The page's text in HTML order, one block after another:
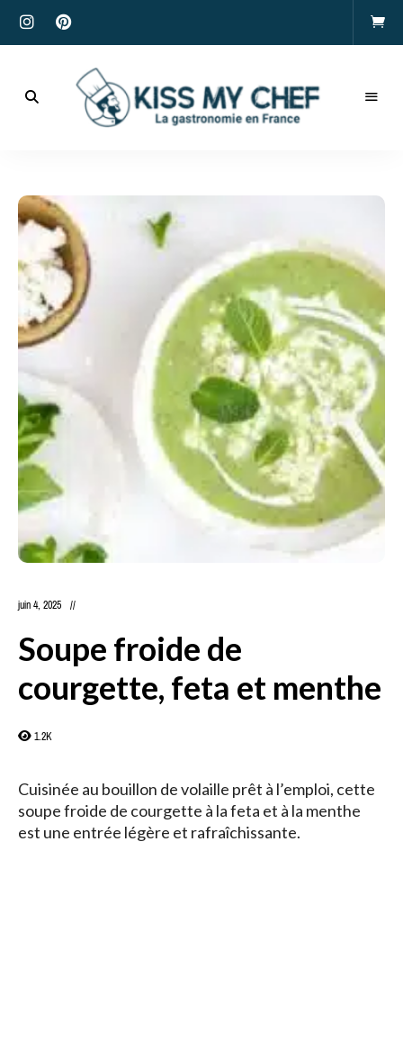
Chef
juin 4, 2025
Soupe froide de
courgette, feta et menthe
1.2K
Cuisinée au bouillon de volaille prêt à l’emploi, cette
soupe froide de courgette à la feta et à la menthe
est une entrée légère et rafraîchissante.